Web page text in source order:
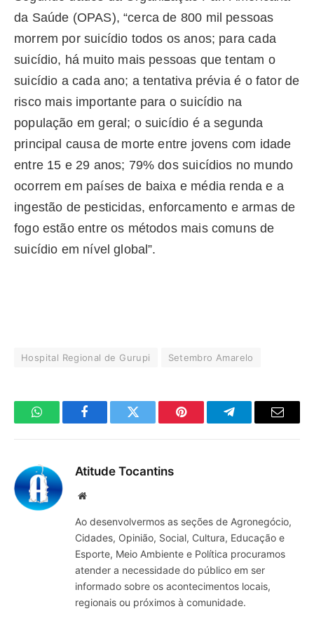
da Saúde (OPAS), “cerca de 800 mil pessoas
morrem por suicídio todos os anos; para cada
suicídio, há muito mais pessoas que tentam o
suicídio a cada ano; a tentativa prévia é o fator de
risco mais importante para o suicídio na
população em geral; o suicídio é a segunda
principal causa de morte entre jovens com idade
entre 15 e 29 anos; 79% dos suicídios no mundo
ocorrem em países de baixa e média renda e a
ingestão de pesticidas, enforcamento e armas de
fogo estão entre os métodos mais comuns de
suicídio em nível global”.
Hospital Regional de Gurupi Setembro Amarelo
WhatsAppFacebookTwitter Pinterest TelegramaE-
Atitude Tocantins
Site
Ao desenvolvermos as seções de Agronegócio,
Cidades, Opinião, Social, Cultura, Educação e
Esporte, Meio Ambiente e Política procuramos
atender a necessidade do público em ser
informado sobre os acontecimentos locais,
regionais ou próximos à comunidade.